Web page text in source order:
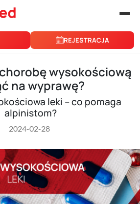
REJESTRACJA
wysokościową
na wyprawę?
leki – co pomaga
alpinistom?
2024-02-28